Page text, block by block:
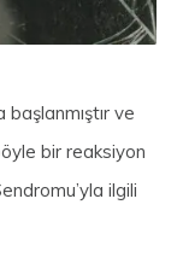
başlanmıştır ve
bir reaksiyon
ilgili